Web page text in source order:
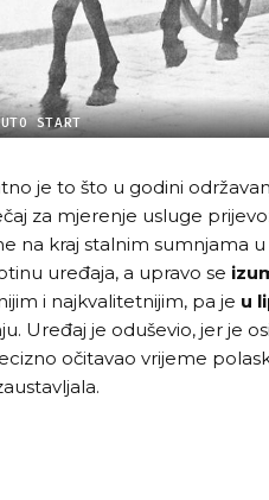
START
je to što u godini
za mjerenje usluge
na kraj stalnim sumnjama
uređaja, a upravo se
i najkvalitetnijim, pa je u
Uređaj je oduševio, jer je
očitavao vrijeme